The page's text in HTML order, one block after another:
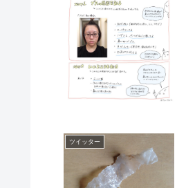
ツイッター